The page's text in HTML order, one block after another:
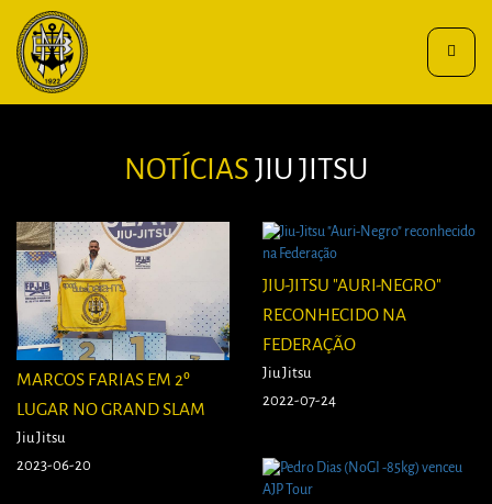
Toggle
NOTÍCIAS JIU JITSU
MARCOS FARIAS EM 2º
LUGAR NO GRAND SLAM
Jiu Jitsu
2023-06-20
JIU-JITSU "AURI-NEGRO"
RECONHECIDO NA
FEDERAÇÃO
Jiu Jitsu
2022-07-24